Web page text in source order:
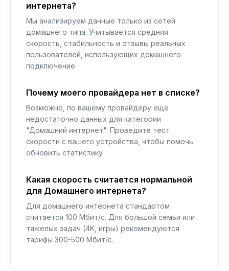
интернета?
Мы анализируем данные только из сетей
домашнего типа. Учитывается средняя
скорость, стабильность и отзывы реальных
пользователей, использующих домашнего
подключение.
Почему моего провайдера нет в списке?
Возможно, по вашему провайдеру еще
недостаточно данных для категории
"Домашний интернет". Проведите тест
скорости с вашего устройства, чтобы помочь
обновить статистику.
Какая скорость считается нормальной
для Домашнего интернета?
Для домашнего интернета стандартом
считается 100 Мбит/с. Для большой семьи или
тяжелых задач (4K, игры) рекомендуются
тарифы 300-500 Мбит/с.